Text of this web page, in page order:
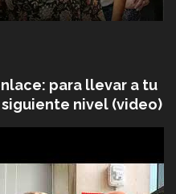
para llevar a tu
nivel (video)